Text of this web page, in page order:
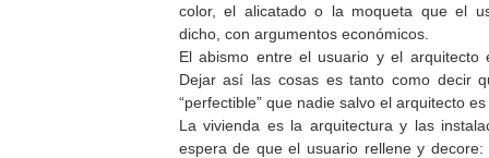
color, el alicatado o la moqueta que el
dicho, con argumentos económicos.
El abismo entre el usuario y el arquitecto
Dejar así las cosas es tanto como decir
“perfectible” que nadie salvo el arquitecto
La vivienda es la arquitectura y las
espera de que el usuario rellene y